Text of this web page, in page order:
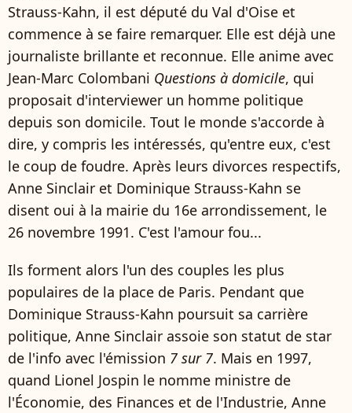
Strauss-Kahn, il est député du Val d'Oise et
commence à se faire remarquer. Elle est déjà une
journaliste brillante et reconnue. Elle anime avec
Jean-Marc Colombani Questions à domicile, qui
proposait d'interviewer un homme politique
depuis son domicile. Tout le monde s'accorde à
dire, y compris les intéressés, qu'entre eux, c'est
le coup de foudre. Après leurs divorces respectifs,
Anne Sinclair et Dominique Strauss-Kahn se
disent oui à la mairie du 16e arrondissement, le
26 novembre 1991. C'est l'amour fou...
Ils forment alors l'un des couples les plus
populaires de la place de Paris. Pendant que
Dominique Strauss-Kahn poursuit sa carrière
politique, Anne Sinclair assoie son statut de star
de l'info avec l'émission 7 sur 7. Mais en 1997,
quand Lionel Jospin le nomme ministre de
l'Économie, des Finances et de l'Industrie, Anne